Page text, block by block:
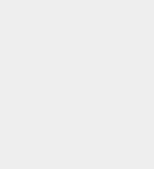
Seite in Leichter
weiter ausgebaut.